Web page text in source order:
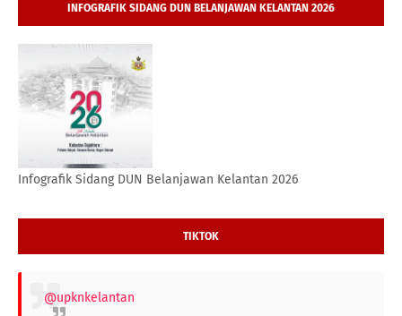
INFOGRAFIK SIDANG DUN BELANJAWAN KELANTAN 2026
Infografik Sidang DUN Belanjawan Kelantan 2026
TIKTOK
@upknkelantan